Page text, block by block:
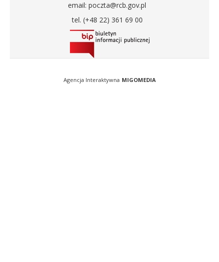
email: poczta@rcb.gov.pl
tel. (+48 22) 361 69 00
Agencja Interaktywna MIGOMEDIA